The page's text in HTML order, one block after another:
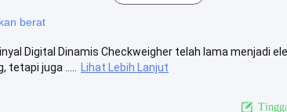
berat
Digital Dinamis Checkweigher telah lama menjadi
juga .....
Lihat Lebih Lanjut